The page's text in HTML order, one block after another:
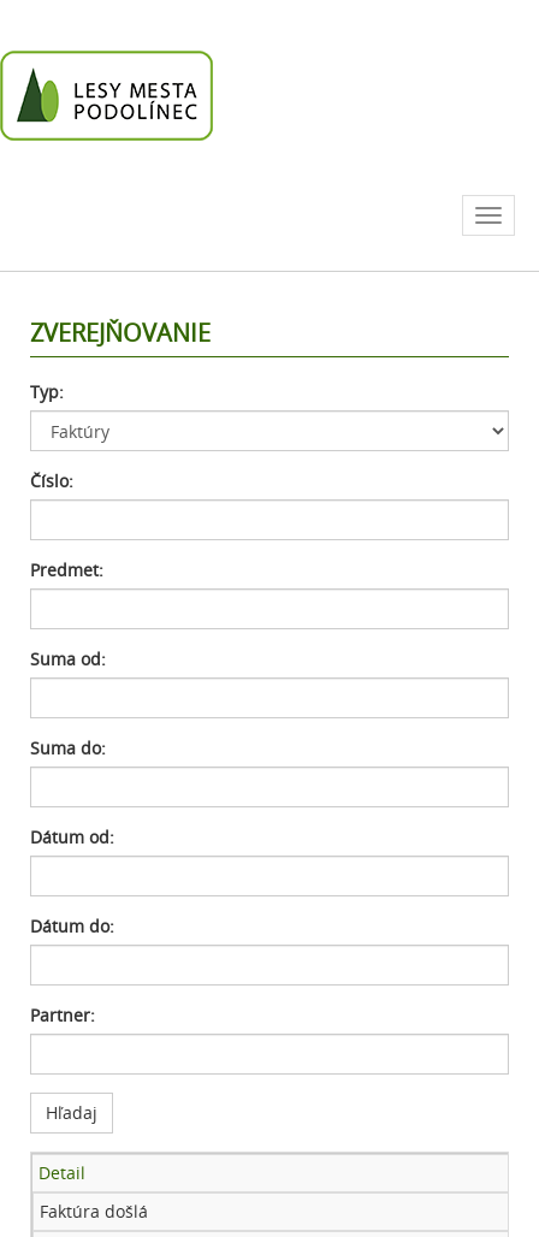
Toggle
ZVEREJŇOVANIE
Typ:
Číslo:
Predmet:
Suma od:
Suma do:
Dátum od:
Dátum do:
Partner:
Detail
Faktúra došlá